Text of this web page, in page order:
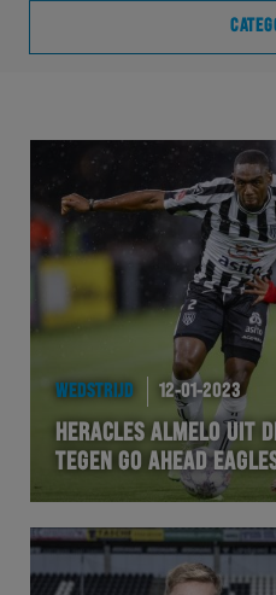
VVVHER
TELHER
HERVOL
EXCHER
HERTEL
WEDSTRIJD 12-01-2023
HERACLES ALMELO UIT
TEGEN GO AHEAD